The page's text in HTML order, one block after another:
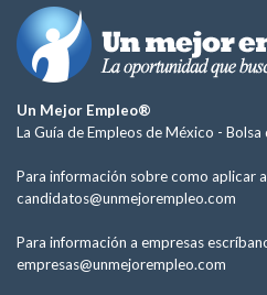
Un Mejor Empleo®
La Guía de Empleos de México - Bolsa
Para información sobre como aplicar
candidatos@unmejorempleo.com
Para información a empresas
empresas@unmejorempleo.com